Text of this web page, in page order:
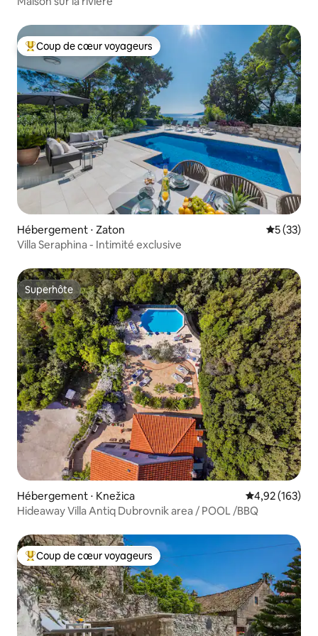
Coups de cœur voyageurs les plus appréciés
Coup de cœur voyageurs
Hébergement ⋅ Zaton
5 (33)
Villa Seraphina - Intimité exclusive
Superhôte
Superhôte
Hébergement ⋅ Knežica Évaluation
4,92 (163)
Hideaway Villa Antiq Dubrovnik area / POOL /BBQ
Coups de cœur voyageurs les plus appréciés
Coup de cœur voyageurs